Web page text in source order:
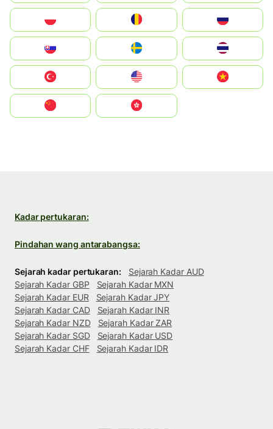
United States
中國香港特別行政區
Kadar pertukaran:
Pindahan wang antarabangsa:
Sejarah kadar pertukaran:
Sejarah Kadar AUD
Sejarah Kadar GBP
Sejarah Kadar MXN
Sejarah Kadar EUR
Sejarah Kadar JPY
Sejarah Kadar CAD
Sejarah Kadar INR
Sejarah Kadar NZD
Sejarah Kadar ZAR
Sejarah Kadar SGD
Sejarah Kadar USD
Sejarah Kadar CHF
Sejarah Kadar IDR